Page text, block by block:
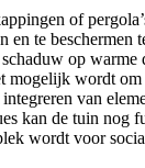
of
en te beschermen
op warme
mogelijk wordt
van
kan de tuin nog
wordt voor